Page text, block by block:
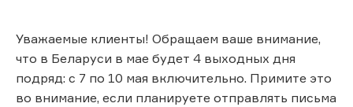
Уважаемые клиенты! Обращаем ваше внимание,
что в Беларуси в мае будет 4 выходных дня
подряд: с 7 по 10 мая включительно. Примите это
во внимание, если планируете отправлять письма